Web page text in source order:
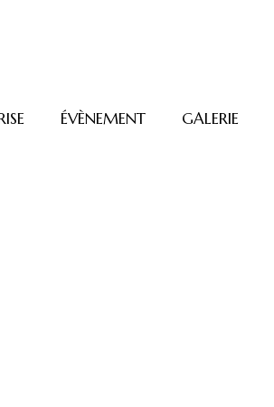
ÉVÈNEMENT GALERIE